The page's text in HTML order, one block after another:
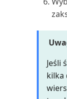
Przegląd
Microsoft
raportów
Nabywca:
próbny
sald
Jeśli
kilka